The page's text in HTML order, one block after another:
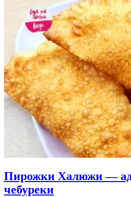
дрожжей
Пирожки Халюжи —
чебуреки